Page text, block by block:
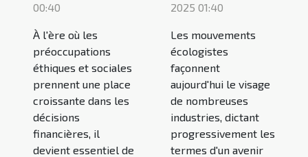
00:40
À l'ère où les
préoccupations
éthiques et sociales
prennent une place
croissante dans les
décisions
financières, il
devient essentiel de
2025 01:40
Les mouvements
écologistes
façonnent
aujourd'hui le visage
de nombreuses
industries, dictant
progressivement les
termes d'un avenir